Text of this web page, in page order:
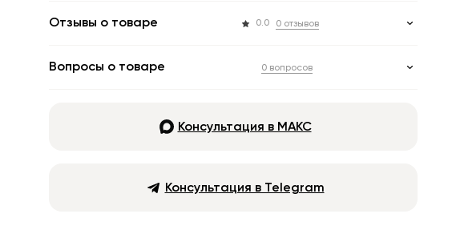
Отзывы о товаре 0.0 0 отзывов
Вопросы о товаре 0 вопросов
Консультация в МАКС
Консультация в Telegram